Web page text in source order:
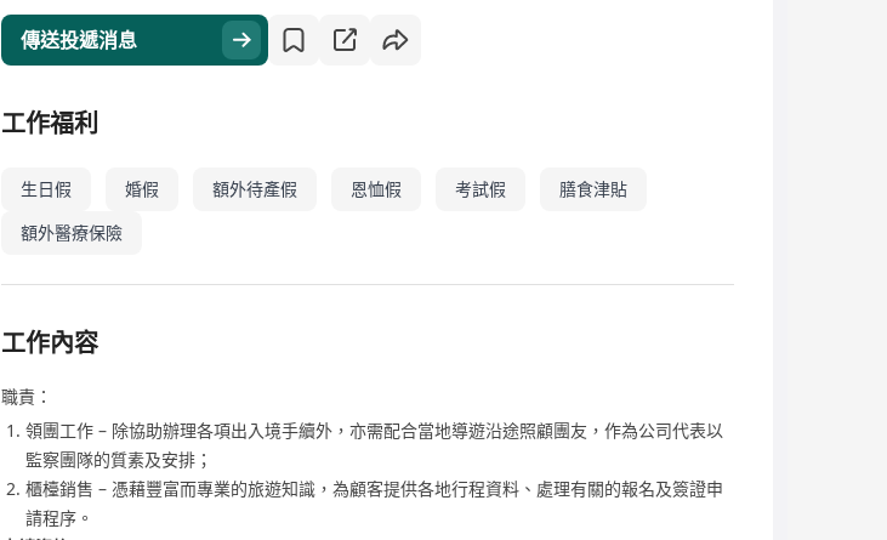
傳送投遞消息
工作福利
生日假 婚假 額外待產假 恩恤假 考試假
膳食津貼
額外醫療保險
工作內容
職責：
領團工作 – 除協助辦理各項出入境手續外，亦需配合當地導遊沿途照顧團友，作為公司代表以
監察團隊的質素及安排；
櫃檯銷售 – 憑藉豐富而專業的旅遊知識，為顧客提供各地行程資料、處理有關的報名及簽證申
請程序。